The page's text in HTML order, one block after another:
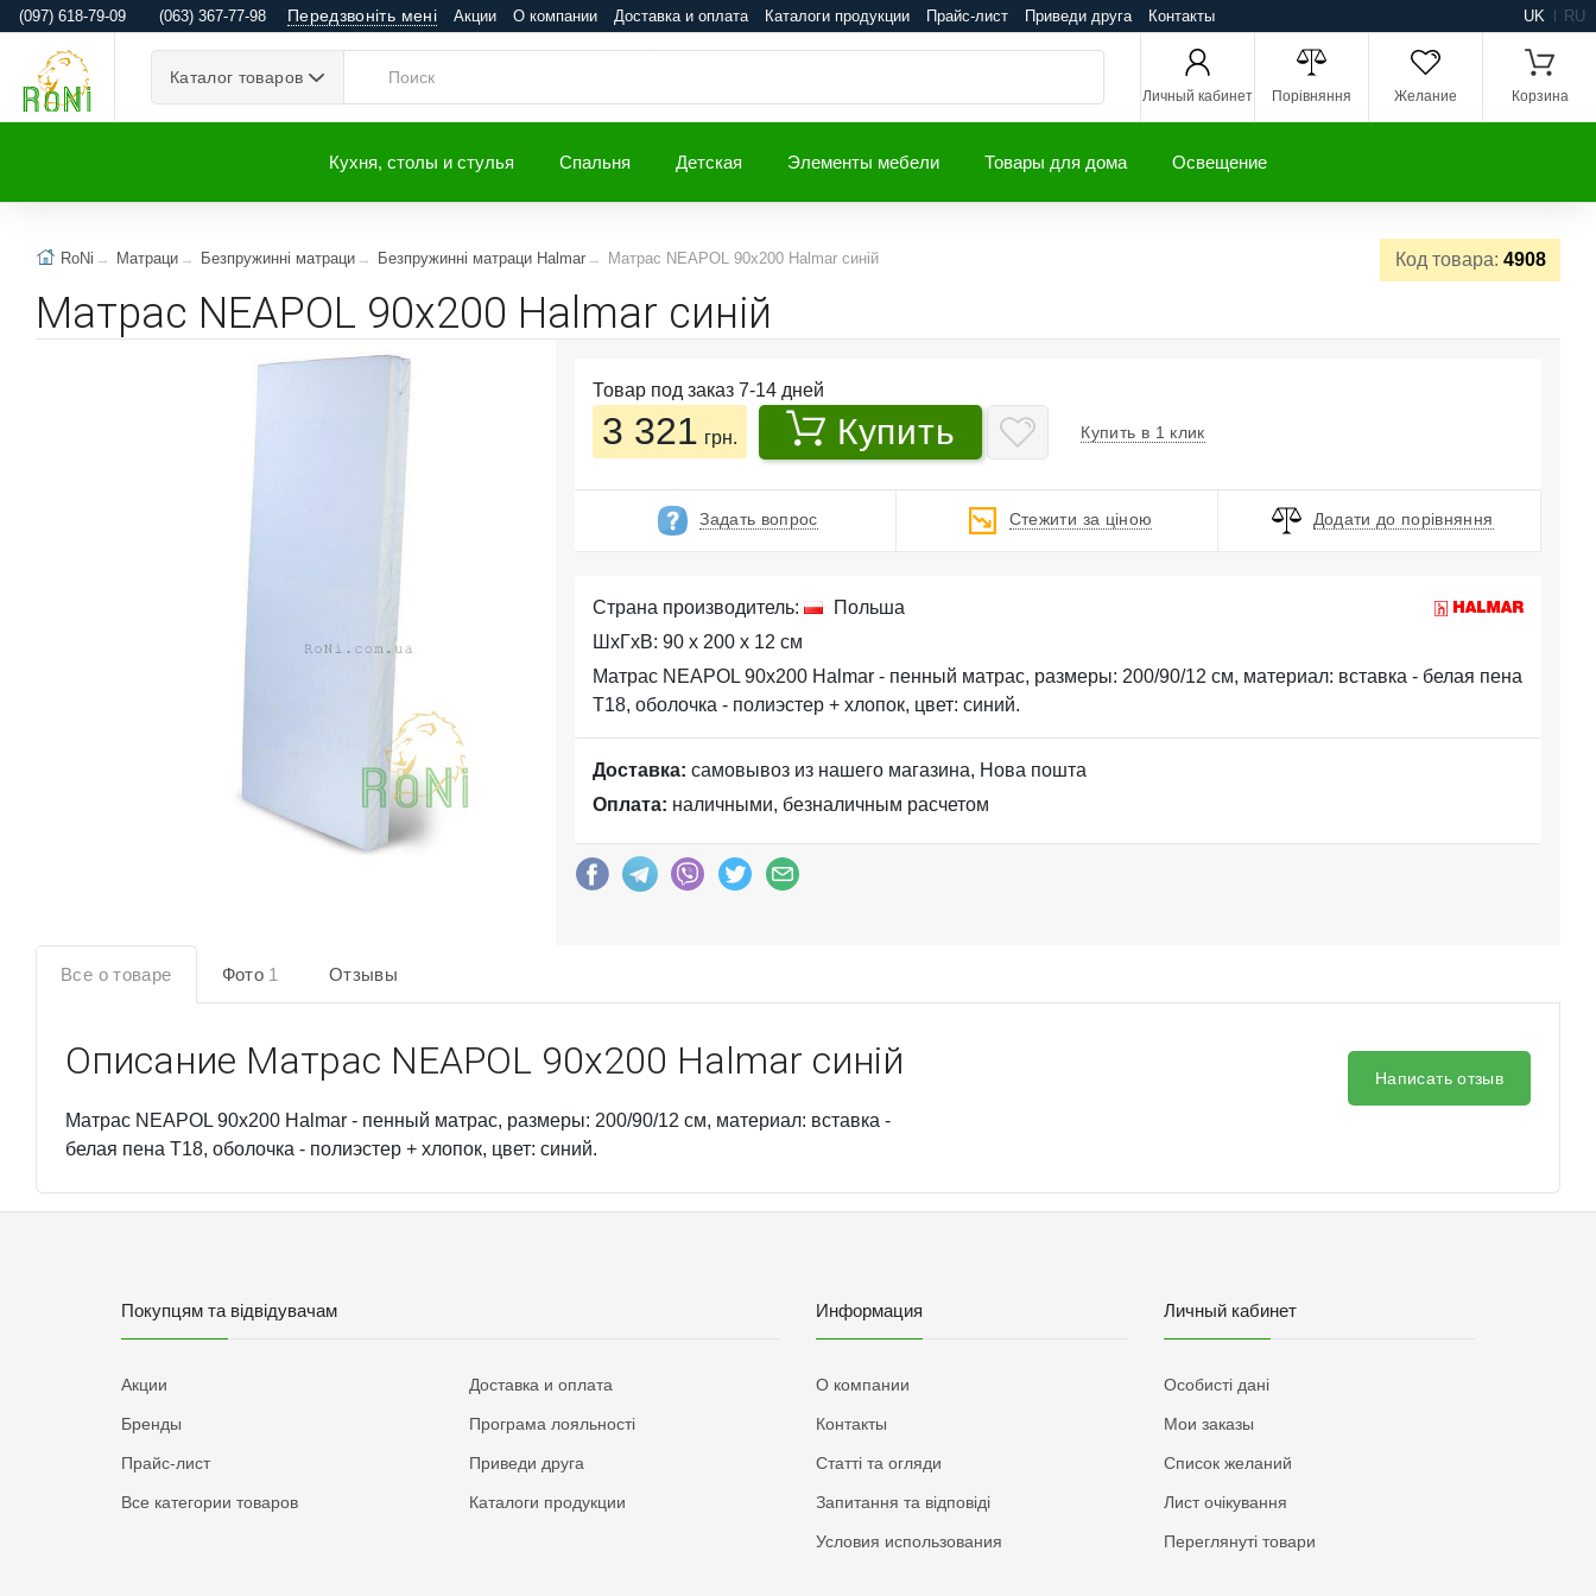
(097) 618-79-09 (063) 367-77-98 Передзвоніть мені Акции О компании Доставка и оплата Каталоги продукции Прайс-лист Приведи друга Контакты UK RU
Каталог товаров
Личный кабинет Порівняння Желание Корзина
Кухня, столы и стулья Спальня Детская Элементы мебели Товары для дома Освещение
Код товара: 4908
RoNi Матраци Безпружинні матраци Безпружинні матраци Halmar Матрас NEAPOL 90x200 Halmar синій
Матрас NEAPOL 90x200 Halmar синій
Товар под заказ 7-14 дней
3 321 грн. Купить Купить в 1 клик
Задать вопрос Стежити за ціною Додати до порівняння
Страна производитель:
Польша
ШхГхВ: 90 x 200 x 12 см
Матрас NEAPOL 90x200 Halmar - пенный матрас, размеры: 200/90/12 см, материал: вставка - белая пена
T18, оболочка - полиэстер + хлопок, цвет: синий.
Доставка: самовывоз из нашего магазина, Нова пошта
Оплата: наличными, безналичным расчетом
Все о товаре Фото 1 Отзывы
Описание Матрас NEAPOL 90x200 Halmar синій
Матрас NEAPOL 90x200 Halmar - пенный матрас, размеры: 200/90/12 см, материал: вставка -
белая пена T18, оболочка - полиэстер + хлопок, цвет: синий.
Написать отзыв
Покупцям та відвідувачам
Акции
Бренды
Прайс-лист
Все категории товаров
Доставка и оплата
Програма лояльності
Приведи друга
Каталоги продукции
Информация
О компании
Контакты
Статті та огляди
Запитання та відповіді
Условия использования
Личный кабинет
Особисті дані
Мои заказы
Список желаний
Лист очікування
Переглянуті товари